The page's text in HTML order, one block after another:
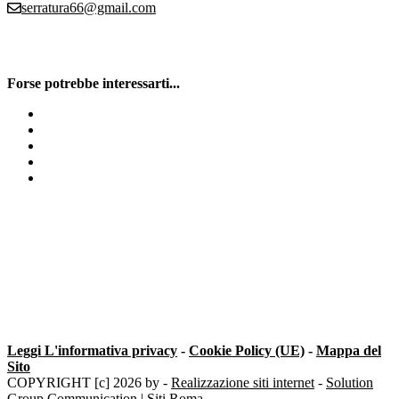
serratura66@gmail.com
Forse potrebbe interessarti...
Leggi L'informativa privacy - Cookie Policy (UE) - Mappa del
Sito
COPYRIGHT [c] 2026 by - Realizzazione siti internet - Solution